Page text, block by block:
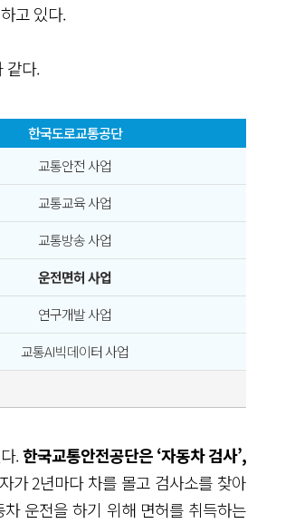
고 있다.
같다.
한국도로교통공단
교통안전 사업
교통교육 사업
교통방송 사업
운전면허 사업
연구개발 사업
교통AI빅데이터 사업
.한국교통안전공단은 ‘자동차 검사’,
가 2년마다 차를 몰고 검사소를 찾아
차 운전을 하기 위해 면허를 취득하는